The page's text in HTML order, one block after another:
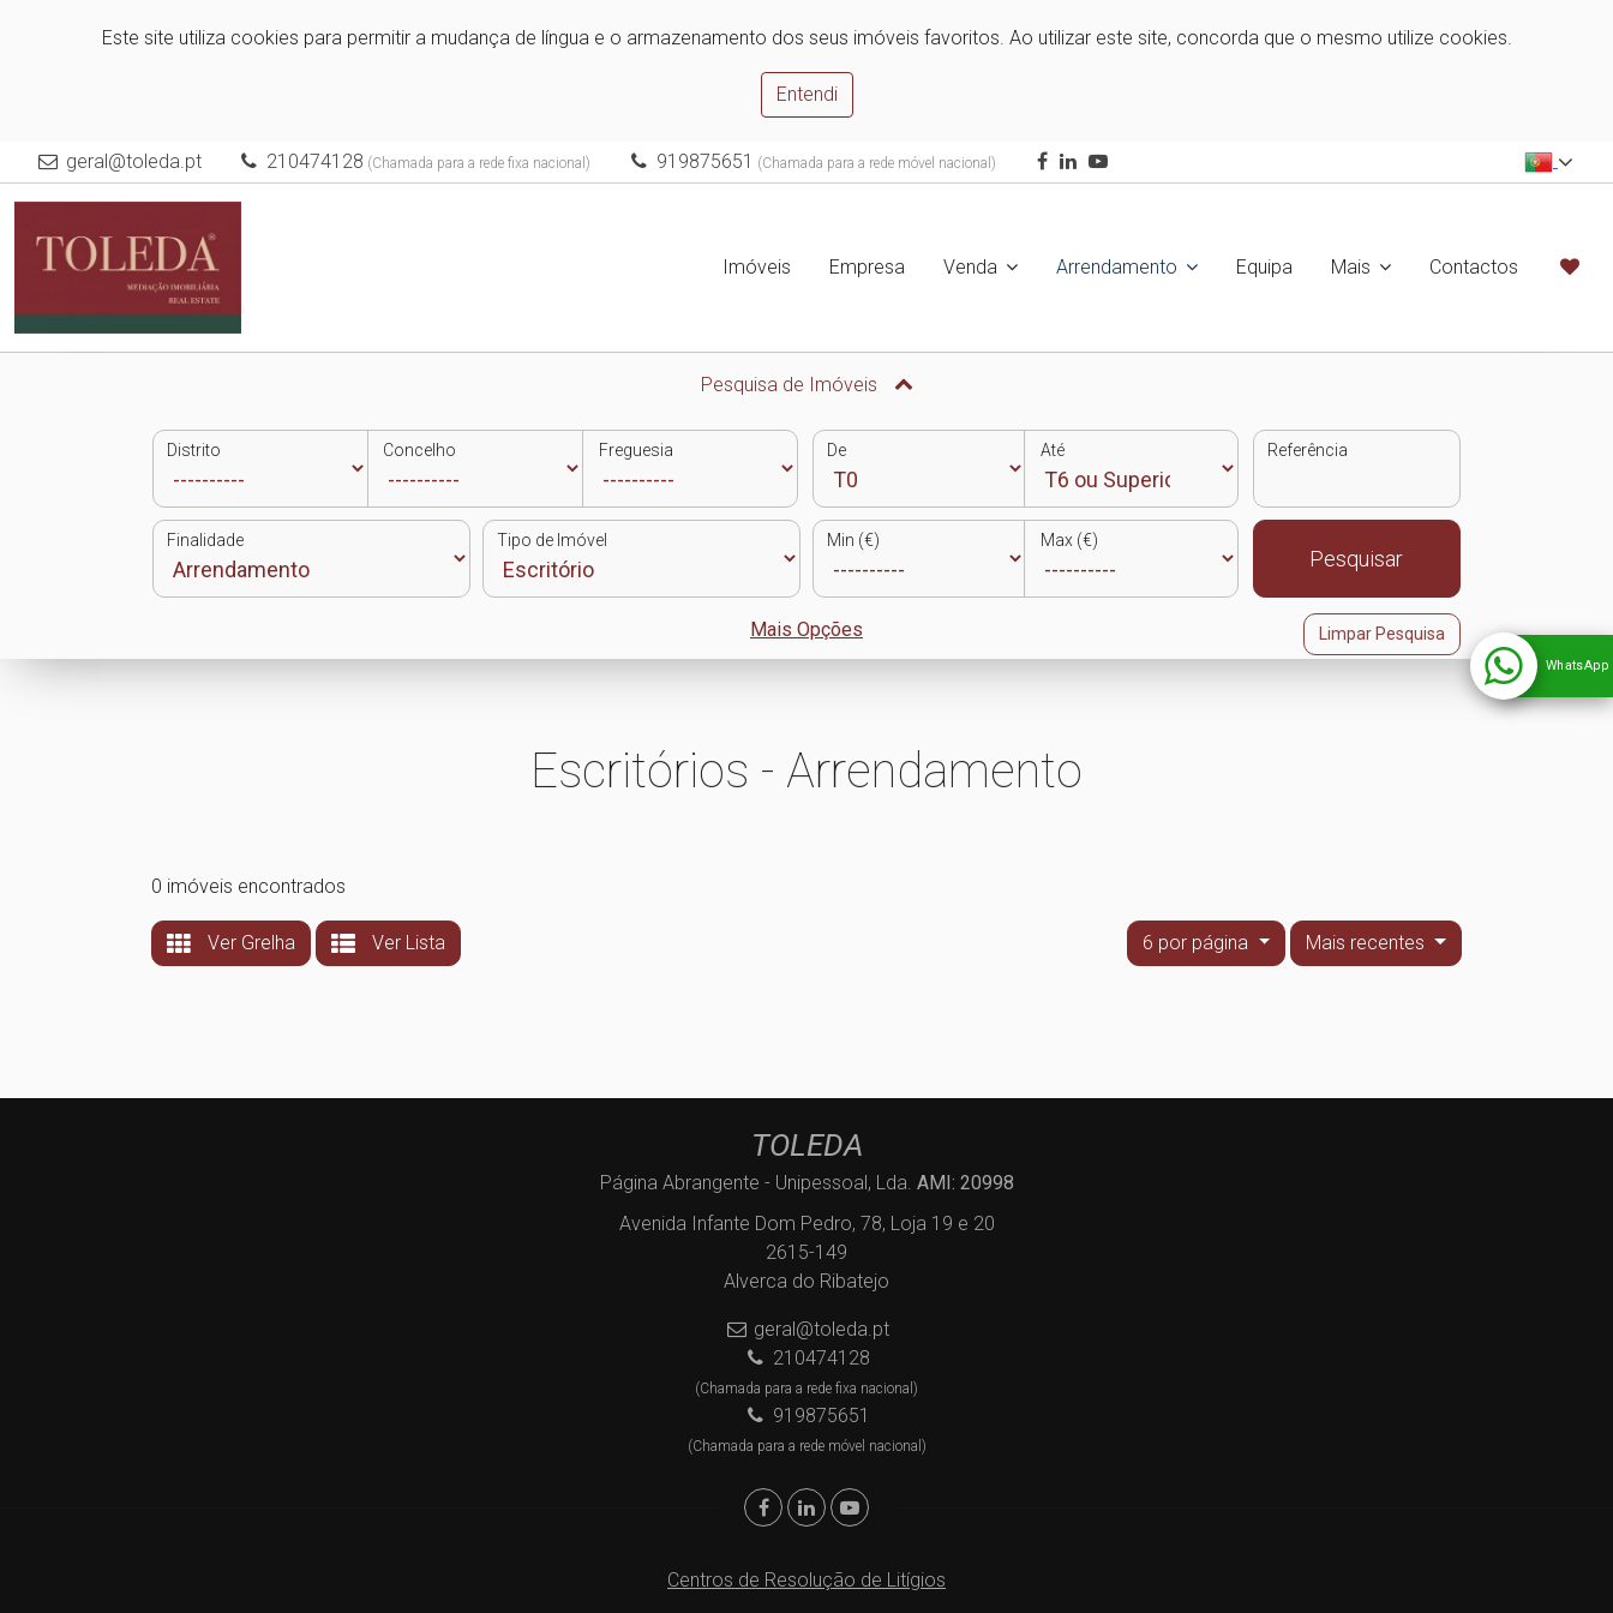
Este site utiliza cookies para permitir a mudança de língua e o armazenamento dos seus imóveis favoritos. Ao utilizar este site, concorda que o mesmo utilize cookies.
Entendi
geral@toleda.pt 210474128 (Chamada para a rede fixa nacional) 919875651 (Chamada para a rede móvel nacional)
Imóveis Empresa Venda Arrendamento Equipa Mais Contactos
Pesquisa de Imóveis
Distrito Concelho Freguesia De Até Referência
Finalidade Tipo de Imóvel Min (€) Max (€)
Pesquisar
Mais Opções Limpar Pesquisa
Escritórios - Arrendamento
0 imóveis encontrados
Ver Grelha Ver Lista 6 por página Mais recentes
TOLEDA
Página Abrangente - Unipessoal, Lda. AMI: 20998
Avenida Infante Dom Pedro, 78, Loja 19 e 20
2615-149
Alverca do Ribatejo
geral@toleda.pt
210474128
(Chamada para a rede fixa nacional)
919875651
(Chamada para a rede móvel nacional)
Centros de Resolução de Litígios
WhatsApp